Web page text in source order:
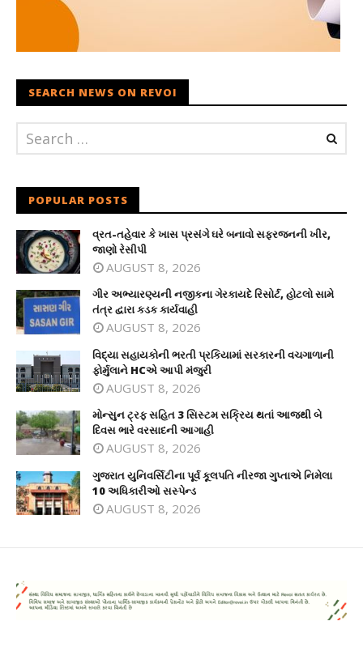
SEARCH NEWS ON REVOI
POPULAR POSTS
વ્રત-તહેવાર કે ખાસ પ્રસંગે ઘરે બનાવો સફરજનની ખીર,
જાણો રેસીપી
AUGUST 8, 2026
ગીર અભ્યારણ્યની નજીકના ગેરકાયદે રિસોર્ટ, હોટલો સામે
તંત્ર દ્વારા કડક કાર્યવાહી
AUGUST 8, 2026
વિદ્યા સહાયકોની ભરતી પ્રકિયામાં સરકારની વચગાળાની
ફોર્મુલાને HCએ આપી મંજુરી
AUGUST 8, 2026
મોન્સુન ટ્રફ સહિત 3 સિસ્ટમ સક્રિય થતાં આજથી બે
દિવસ ભારે વરસાદની આગાહી
AUGUST 8, 2026
ગુજરાત યુનિવર્સિટીના પૂર્વ કૂલપતિ નીરજા ગુપ્તાએ નિમેલા
10 અધિકારીઓ સસ્પેન્ડ
AUGUST 8, 2026